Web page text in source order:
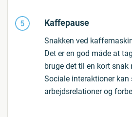
Kaffepause
Snakken ved
Det er en god måde at
bruge det til en kort snak
Sociale interaktioner kan
arbejdsrelationer og